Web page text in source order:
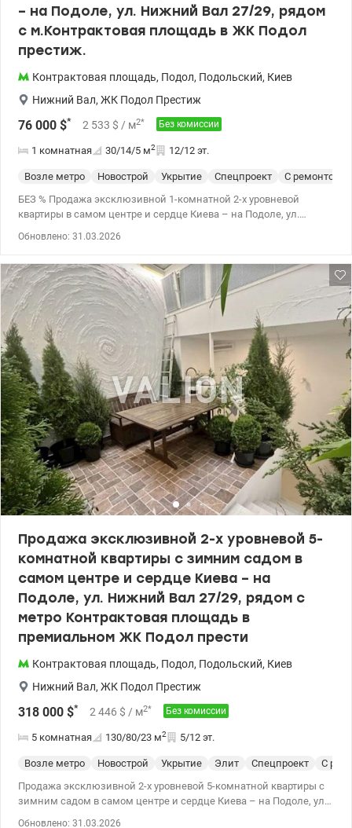
– на Подоле, ул. Нижний Вал 27/29, рядом
с м.Контрактовая площадь в ЖК Подол
престиж.
Контрактовая площадь, Подол, Подольский, Киев
Нижний Вал, ЖК Подол Престиж
76 000 $* 2 533 $ / м2* Без комиссии
1 комнатная 30/14/5 м2 12/12 эт.
Возле метро Новострой Укрытие Спецпроект
С ремонтом
БЕЗ % Продажа эксклюзивной 1-комнатной 2-х уровневой
квартиры в самом центре и сердце Киева – на Подоле, ул.
метро Контрактовая площадь, вид с балкона – на Андреевскую
церковь. 5 мин до Андреевского спуска. В квартире выполнен
дизайнерский ремонт, обустроено спальное место на верхнем
ярусе, есть санузел и гардероб, кухонная зона и гостиная. В
квартире есть подогрев пола по всей площади, утепление стен и
потолка, автономное отопление, очистка воды. Система
вытяжной вентиляции, кондиционирования. Зона парковки,
лифты, в т.ч. грузовой, консьерж, видеонаблюдение. Хорошая и
изысканная квартира ожидает своего нового владельца. Сейчас
квартира в аренде и высокорентабельна, если рассматривать,
как инвестицию. Цена 76 000 у.е. +38 050 213 87 71, +38 095 490 54
11 Наталия, www.valion.ua/1142841
Обновлено: 31.03.2026
Продажа эксклюзивной 2-х уровневой 5-
комнатной квартиры с зимним садом в
самом центре и сердце Киева – на
Подоле, ул. Нижний Вал 27/29, рядом с
метро Контрактовая площадь в
премиальном ЖК Подол прести
Контрактовая площадь, Подол, Подольский, Киев
Нижний Вал, ЖК Подол Престиж
318 000 $* 2 446 $ / м2* Без комиссии
5 комнатная 130/80/23 м2 5/12 эт.
Возле метро Новострой Укрытие Элит Спецпроект
С
Продажа эксклюзивной 2-х уровневой 5-комнатной квартиры с
зимним садом в самом центре и сердце Киева – на Подоле, ул.
Обновлено: 31.03.2026